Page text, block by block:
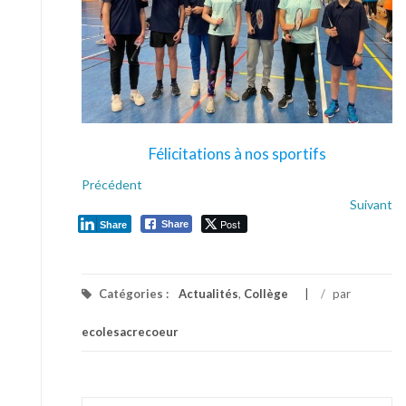
Félicitations à nos sportifs
Précédent
Suivant
Share Post
Share
Catégories : Actualités, Collège / par
ecolesacrecoeur